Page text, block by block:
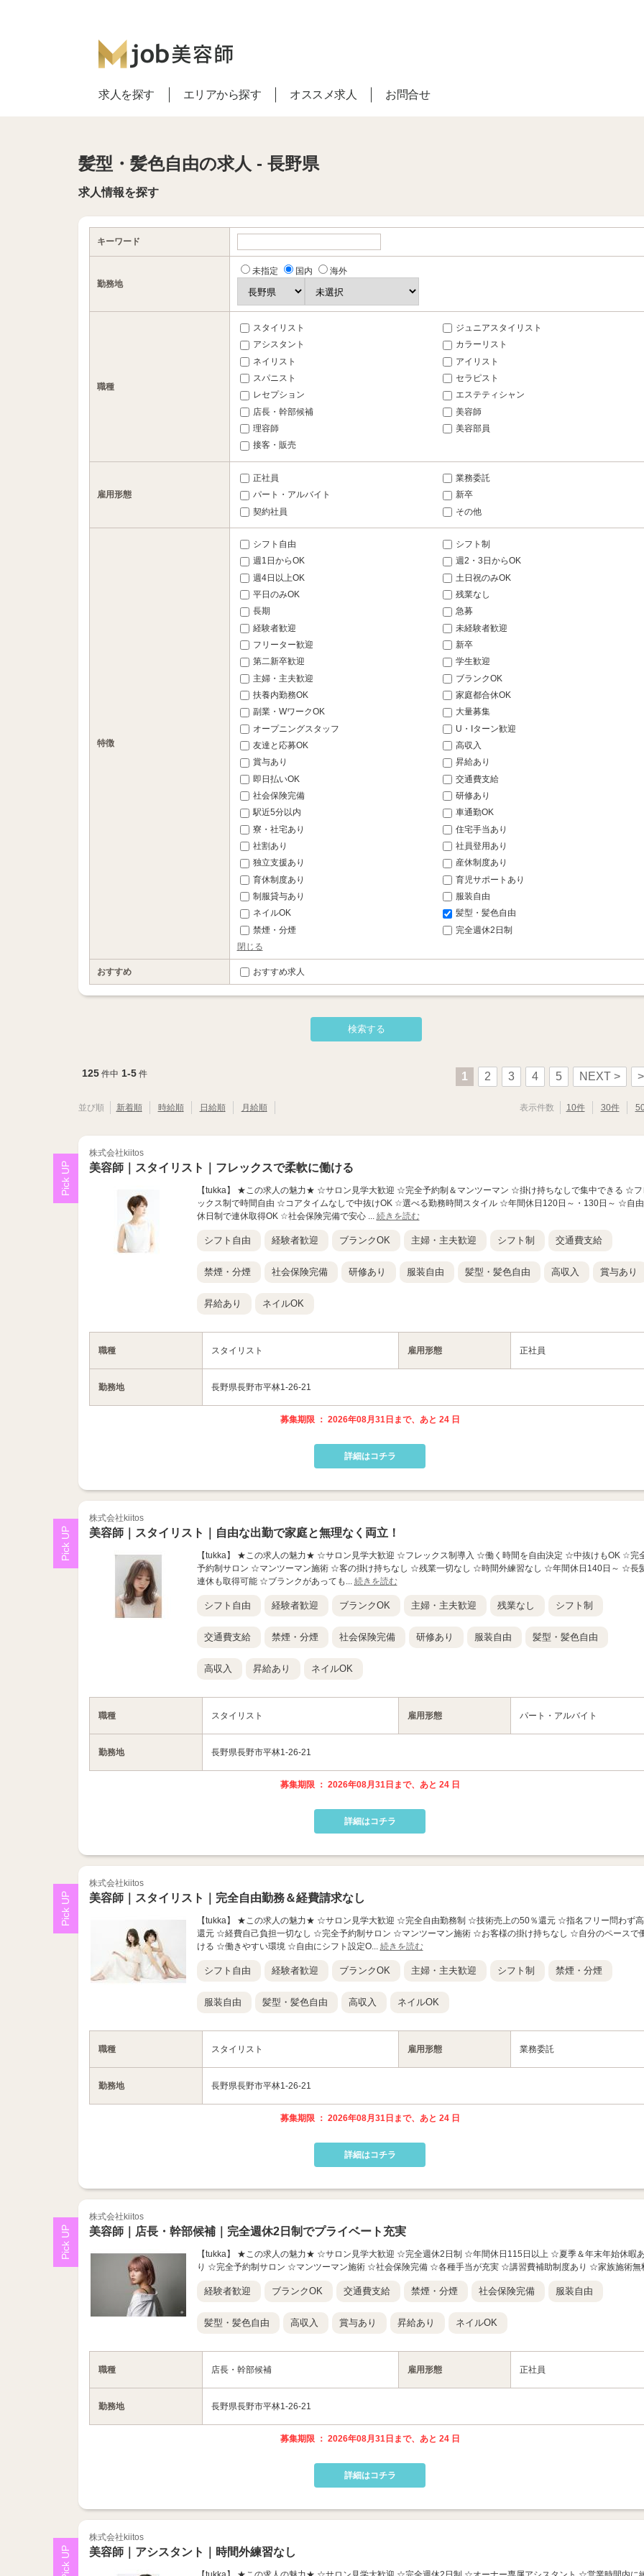
求人を探す エリアから探す オススメ求人 お問合せ
髪型・髪色自由の求人 - 長野県
求人情報を探す
キーワード
勤務地
未指定 国内 海外
職種
スタイリスト
ジュニアスタイリスト
アシスタント
カラーリスト
ネイリスト
アイリスト
スパニスト
セラピスト
レセプション
エステティシャン
店長・幹部候補
美容師
理容師
美容部員
接客・販売
雇用形態
正社員
業務委託
パート・アルバイト
新卒
契約社員
その他
特徴
シフト自由
シフト制
週1日からOK
週2・3日からOK
週4日以上OK
土日祝のみOK
平日のみOK
残業なし
長期
急募
経験者歓迎
未経験者歓迎
フリーター歓迎
新卒
第二新卒歓迎
学生歓迎
主婦・主夫歓迎
ブランクOK
扶養内勤務OK
家庭都合休OK
副業・WワークOK
大量募集
オープニングスタッフ
U・Iターン歓迎
友達と応募OK
高収入
賞与あり
昇給あり
即日払いOK
交通費支給
社会保険完備
研修あり
駅近5分以内
車通勤OK
寮・社宅あり
住宅手当あり
社割あり
社員登用あり
独立支援あり
産休制度あり
育休制度あり
育児サポートあり
制服貸与あり
服装自由
ネイルOK
髪型・髪色自由
禁煙・分煙
完全週休2日制
閉じる
おすすめ おすすめ求人
125件中 1-5件 1 2 3 4 5 NEXT >
並び順 新着順 時給順 日給順 月給順 表示件数 10件 30件
株式会社kiitos
美容師｜スタイリスト｜フレックスで柔軟に働ける
【tukka】 ★この求人の魅力★ ☆サロン見学大歓迎 ☆完全予約制＆マンツーマン ☆掛け持ちなしで集中できる ☆フ
ックス制で時間自由 ☆コアタイムなしで中抜けOK ☆選べる勤務時間スタイル ☆年間休日120日～・130日～ ☆自由
休日制で連休取得OK ☆社会保険完備で安心 ... 続きを読む
シフト自由 経験者歓迎 ブランクOK 主婦・主夫歓迎 シフト制 交通費支給
禁煙・分煙 社会保険完備 研修あり 服装自由 髪型・髪色自由 高収入 賞与あり
昇給あり ネイルOK
職種 スタイリスト 雇用形態 正社員
勤務地 長野県長野市平林1-26-21
募集期限 ： 2026年08月31日まで、あと 24 日
詳細はコチラ
株式会社kiitos
美容師｜スタイリスト｜自由な出勤で家庭と無理なく両立！
【tukka】 ★この求人の魅力★ ☆サロン見学大歓迎 ☆フレックス制導入 ☆働く時間を自由決定 ☆中抜けもOK ☆完
予約制サロン ☆マンツーマン施術 ☆客の掛け持ちなし ☆残業一切なし ☆時間外練習なし ☆年間休日140日～ ☆長
連休も取得可能 ☆ブランクがあっても... 続きを読む
シフト自由 経験者歓迎 ブランクOK 主婦・主夫歓迎 残業なし シフト制
交通費支給 禁煙・分煙 社会保険完備 研修あり 服装自由 髪型・髪色自由
高収入 昇給あり ネイルOK
職種 スタイリスト 雇用形態 パート・アルバイト
勤務地 長野県長野市平林1-26-21
募集期限 ： 2026年08月31日まで、あと 24 日
詳細はコチラ
株式会社kiitos
美容師｜スタイリスト｜完全自由勤務＆経費請求なし
【tukka】 ★この求人の魅力★ ☆サロン見学大歓迎 ☆完全自由勤務制 ☆技術売上の50％還元 ☆指名フリー問わず高
還元 ☆経費自己負担一切なし ☆完全予約制サロン ☆マンツーマン施術 ☆お客様の掛け持ちなし ☆自分のペースで
ける ☆働きやすい環境 ☆自由にシフト設定O... 続きを読む
シフト自由 経験者歓迎 ブランクOK 主婦・主夫歓迎 シフト制 禁煙・分煙
服装自由 髪型・髪色自由 高収入 ネイルOK
職種 スタイリスト 雇用形態 業務委託
勤務地 長野県長野市平林1-26-21
募集期限 ： 2026年08月31日まで、あと 24 日
詳細はコチラ
株式会社kiitos
美容師｜店長・幹部候補｜完全週休2日制でプライベート充実
【tukka】 ★この求人の魅力★ ☆サロン見学大歓迎 ☆完全週休2日制 ☆年間休日115日以上 ☆夏季＆年末年始休暇
り ☆完全予約制サロン ☆マンツーマン施術 ☆社会保険完備 ☆各種手当が充実 ☆講習費補助制度あり ☆家族施術無
経験者歓迎 ブランクOK 交通費支給 禁煙・分煙 社会保険完備 服装自由
髪型・髪色自由 高収入 賞与あり 昇給あり ネイルOK
職種 店長・幹部候補 雇用形態 正社員
勤務地 長野県長野市平林1-26-21
募集期限 ： 2026年08月31日まで、あと 24 日
詳細はコチラ
株式会社kiitos
美容師｜アシスタント｜時間外練習なし